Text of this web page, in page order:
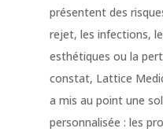
présentent des
rejet, les infections,
esthétiques ou la
constat, Lattice
a mis au point une
personnalisée : les